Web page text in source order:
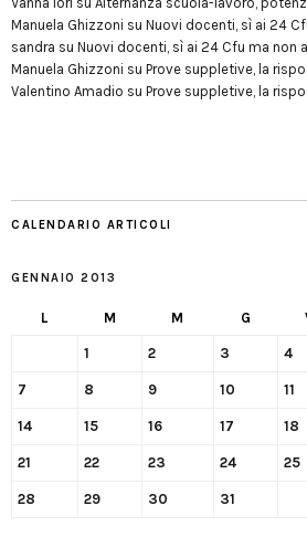
Manuela Ghizzoni su Nuovi docenti, sì ai 24
sandra su Nuovi docenti, sì ai 24 Cfu ma non
Manuela Ghizzoni su Prove suppletive, la
Valentino Amadio su Prove suppletive, la
CALENDARIO ARTICOLI
GENNAIO 2013
L M M G
1 2 3 4
7 8 9 10 11
14 15 16 17 18
21 22 23 24 25
28 29 30 31